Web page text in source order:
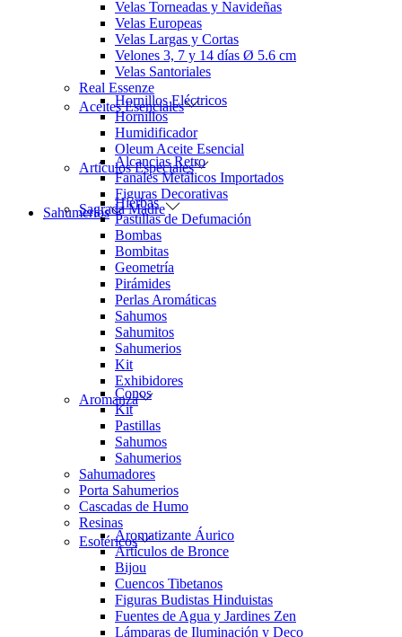
Velas Torneadas y Navideñas
Velas Europeas
Velas Largas y Cortas
Velones 3, 7 y 14 días Ø 5.6 cm
Velas Santoriales
Real Essenze
Aceites Esenciales
Hornillos Eléctricos
Hornillos
Humidificador
Oleum Aceite Esencial
Artículos Especiales
Alcancias Retro
Fanales Metálicos Importados
Figuras Decorativas
SahumeriosSagrada Madre
Hierbas
Pastillas de Defumación
Bombas
Bombitas
Geometría
Pirámides
Perlas Aromáticas
Sahumos
Sahumitos
Sahumerios
Kit
Exhibidores
Aromanza
Conos
Kit
Pastillas
Sahumos
Sahumerios
Sahumadores
Porta Sahumerios
Cascadas de Humo
Resinas
EsotéricosAromatizante Áurico
Artículos de Bronce
Bijou
Cuencos Tibetanos
Figuras Budistas Hinduistas
Fuentes de Agua y Jardines Zen
Lámparas de Iluminación y Deco